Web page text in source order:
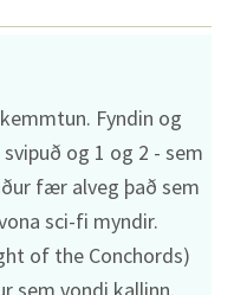
Fyndin og
og 1 og 2 - sem
fær alveg það sem
sci-fi myndir.
of the Conchords)